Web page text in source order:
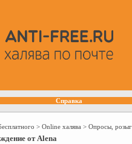
Справка
> Online халява > Опросы,
от Alena